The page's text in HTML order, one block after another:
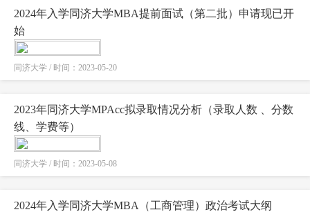
2024年入学同济大学MBA提前面试（第二批）申请现已开
始
同济大学 / 时间：2023-05-20
2023年同济大学MPAcc拟录取情况分析（录取人数 、分数
线、学费等）
同济大学 / 时间：2023-05-08
2024年入学同济大学MBA（工商管理）政治考试大纲